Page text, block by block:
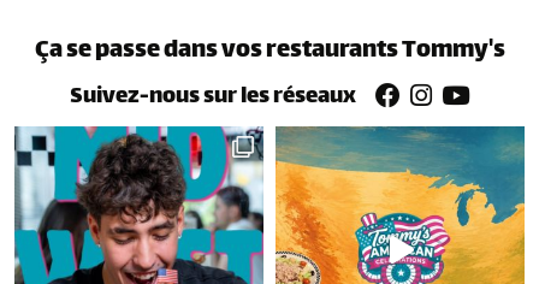
Ça se passe dans vos restaurants Tommy's
Suivez-nous sur les réseaux